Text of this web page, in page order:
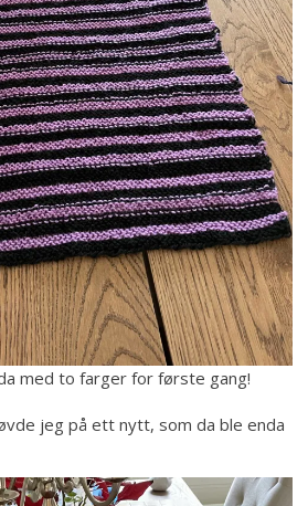
med to farger for første gang!
jeg på ett nytt, som da ble enda